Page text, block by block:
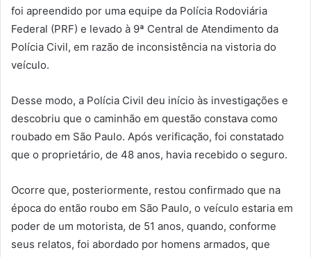
foi apreendido por uma equipe da Polícia Rodoviária
Federal (PRF) e levado à 9ª Central de Atendimento da
Polícia Civil, em razão de inconsistência na vistoria do
veículo.
Desse modo, a Polícia Civil deu início às investigações e
descobriu que o caminhão em questão constava como
roubado em São Paulo. Após verificação, foi constatado
que o proprietário, de 48 anos, havia recebido o seguro.
Ocorre que, posteriormente, restou confirmado que na
época do então roubo em São Paulo, o veículo estaria em
poder de um motorista, de 51 anos, quando, conforme
seus relatos, foi abordado por homens armados, que